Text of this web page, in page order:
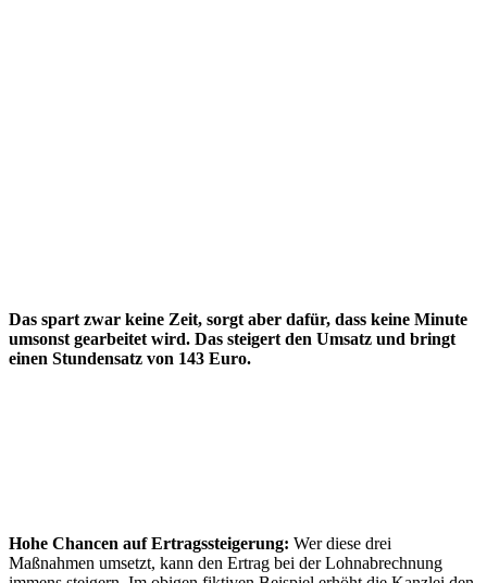
Das spart zwar keine Zeit, sorgt aber dafür, dass keine Minute
umsonst gearbeitet wird. Das steigert den Umsatz und bringt
einen Stundensatz von 143 Euro.
Hohe Chancen auf Ertragssteigerung: Wer diese drei
Maßnahmen umsetzt, kann den Ertrag bei der Lohnabrechnung